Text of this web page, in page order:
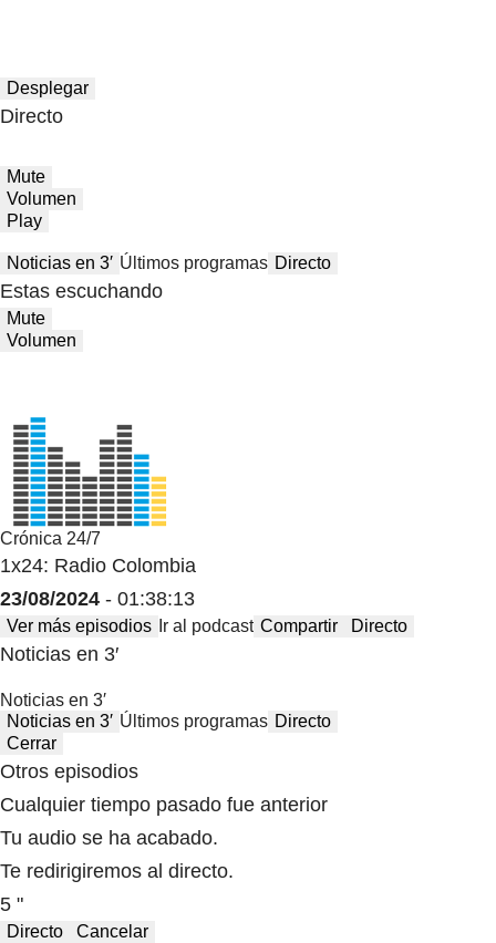
Desplegar
Directo
Mute
Volumen
Play
Noticias en 3′ Últimos programas Directo
Estas escuchando
Mute
Volumen
Crónica 24/7
1x24: Radio Colombia
23/08/2024 - 01:38:13
Ver más episodios Ir al podcast Compartir Directo
Noticias en 3′
Noticias en 3′
Noticias en 3′ Últimos programas Directo
Cerrar
Otros episodios
Cualquier tiempo pasado fue anterior
Tu audio se ha acabado.
Te redirigiremos al directo.
5 "
Directo Cancelar